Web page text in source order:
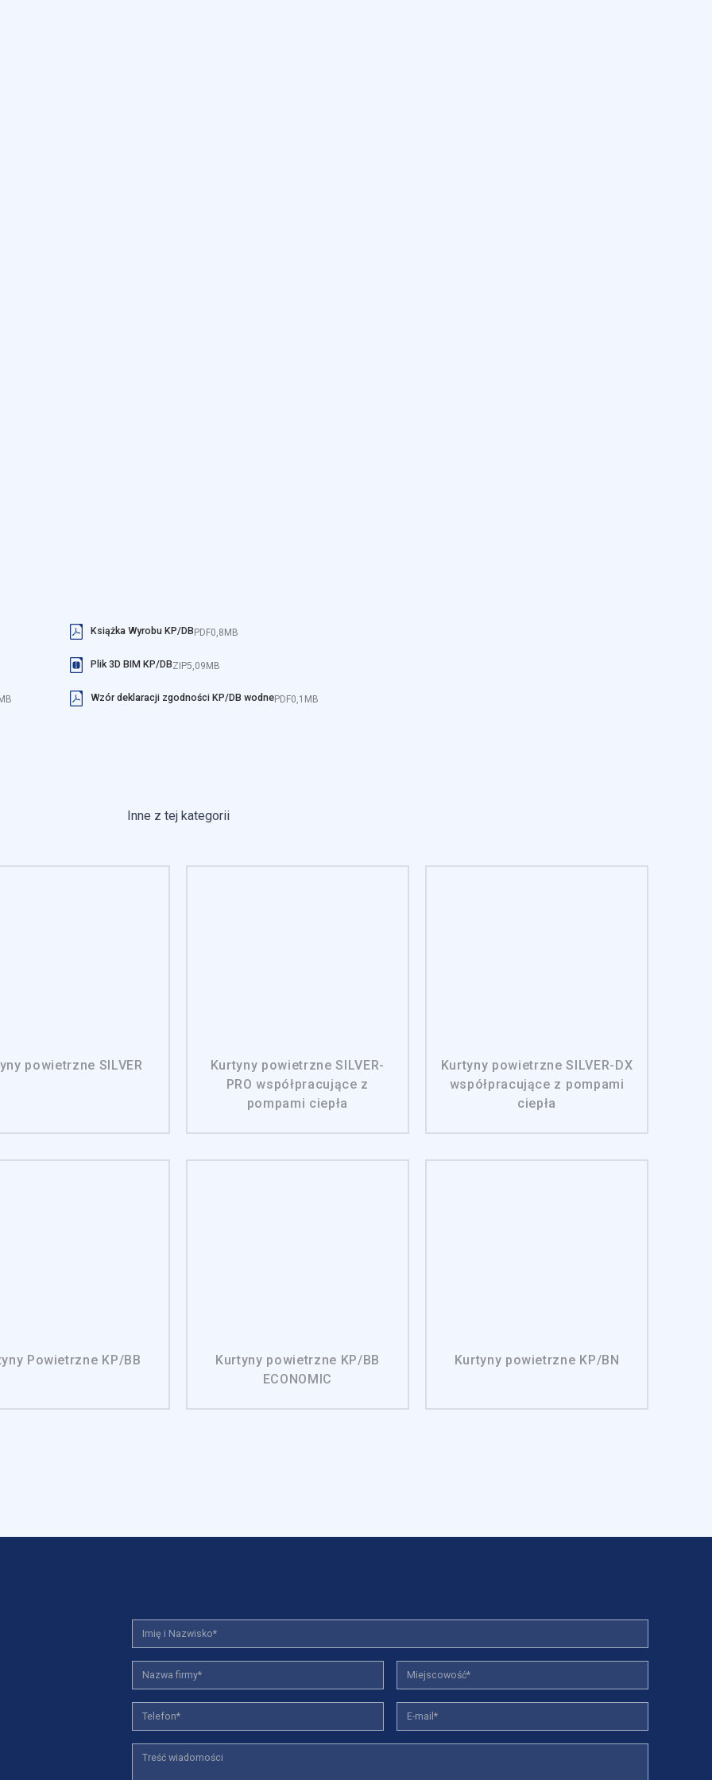
Książka Wyrobu KP/DB PDF0,8MB
Plik 3D BIM KP/DBZIP5,09MB
Wzór deklaracji zgodności KP/DB wodnePDF0,1MB
Inne z tej kategorii
powietrzne SILVER
Kurtyny powietrzne SILVER-
PRO współpracujące z
pompami ciepła
Kurtyny powietrzne SILVER-DX
współpracujące z pompami
ciepła
Powietrzne KP/BB
Kurtyny powietrzne KP/BB
ECONOMIC
Kurtyny powietrzne KP/BN
dla poszczególnych użytkowników i tym samym bardziej cenne dla wydawców i